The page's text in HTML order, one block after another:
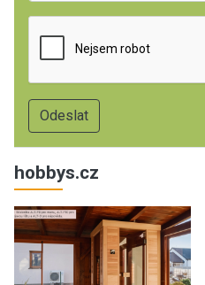
hobbys.cz